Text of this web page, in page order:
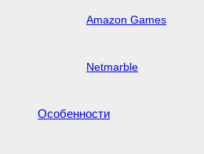
Amazon Games
Netmarble
Особенности